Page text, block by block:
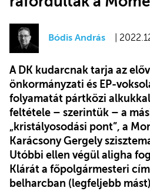
Bódis András |
A DK kudarcnak tarja az
önkormányzati és EP-
folyamatát pártközi
feltétele – szerintük – a
„kristályosodási pont”, a
Karácsony Gergely
Utóbbi ellen végül aligha
Klárát a főpolgármesteri
belharcban (legfeljebb